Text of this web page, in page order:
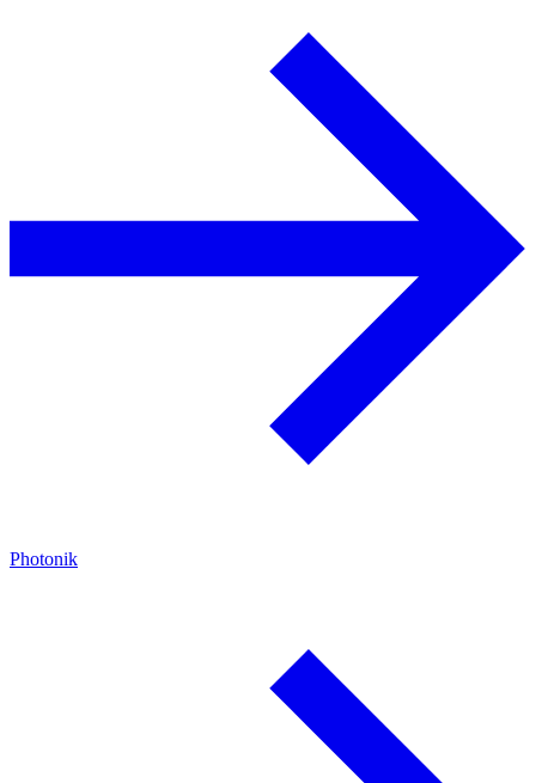
Photonik